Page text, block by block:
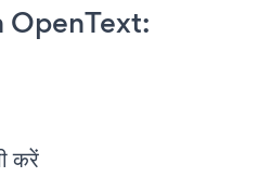
OpenText:
करें